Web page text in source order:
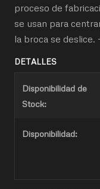
proceso de
se usan para
la broca se
DETALLES
Disponibilidad de
Stock:
Disponibilidad: